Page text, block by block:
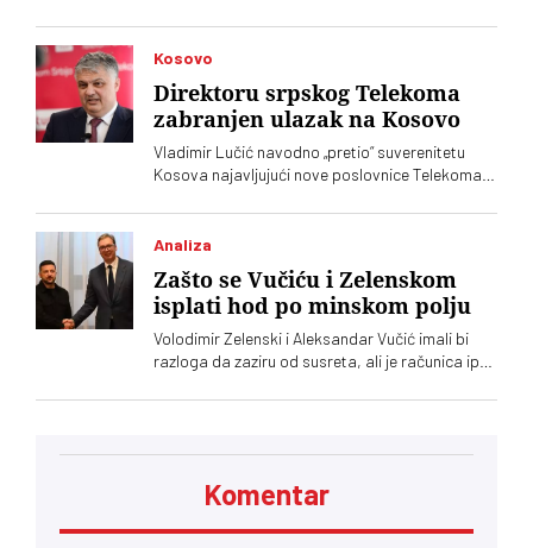
Kosovo
Direktoru srpskog Telekoma
zabranjen ulazak na Kosovo
Vladimir Lučić navodno „pretio“ suverenitetu
Kosova najavljujući nove poslovnice Telekoma
Analiza
Zašto se Vučiću i Zelenskom
isplati hod po minskom polju
Volodimir Zelenski i Aleksandar Vučić imali bi
razloga da zaziru od susreta, ali je računica ipak
trebaju municija i dronovi
Komentar